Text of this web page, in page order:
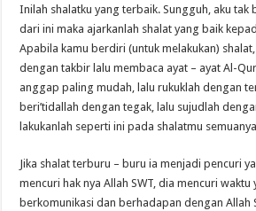
Inilah shalatku yang terbaik. Sungguh, aku tak
dari ini maka ajarkanlah shalat yang baik
Apabila kamu berdiri (untuk melakukan)
dengan takbir lalu membaca ayat – ayat Al-
anggap paling mudah, lalu rukuklah dengan
beri’tidallah dengan tegak, lalu sujudlah
lakukanlah seperti ini pada shalatmu
Jika shalat terburu – buru ia menjadi pencuri
mencuri hak nya Allah SWT, dia mencuri
berkomunikasi dan berhadapan dengan Allah